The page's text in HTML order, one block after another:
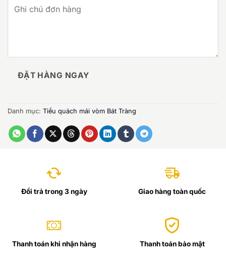
ĐẶT HÀNG NGAY
Danh mục: Tiểu quách mái vòm Bát Tràng
Đổi trả trong 3 ngày Giao hàng toàn quốc
Thanh toán khi nhận hàng Thanh toán bảo mật